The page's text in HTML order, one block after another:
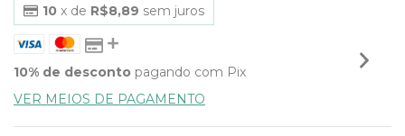
10 x de R$8,89 sem juros
10% de desconto pagando com Pix
VER MEIOS DE PAGAMENTO